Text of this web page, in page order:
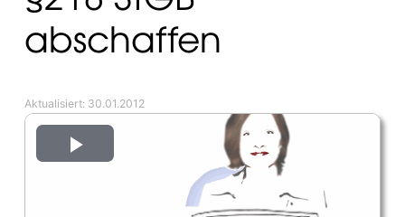
Hamburgs Partnerstädte
Human Trafficking
Intern
abschaffen
Aktualisiert: 30.01.2012
Play